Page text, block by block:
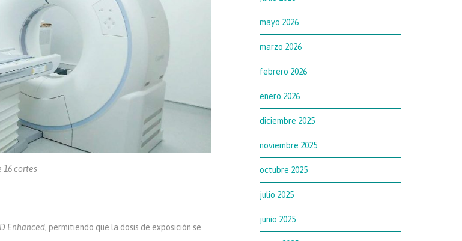
cortes
Enhanced, permitiendo que la dosis de exposición se
mayo 2026
marzo 2026
febrero 2026
enero 2026
diciembre 2025
noviembre 2025
octubre 2025
julio 2025
junio 2025